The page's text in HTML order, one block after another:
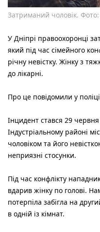
Затриманий чоловік. Фото:
У Дніпрі правоохоронці
який під час сімейного
річну невістку. Жінку з
до лікарні.
Про це повідомили у
Інцидент стався 29
Індустріальному районі
чоловіком та його
неприязні стосунки.
Під час конфлікту
вдарив жінку по голові.
потерпіла забігла на
в одній із кімнат.